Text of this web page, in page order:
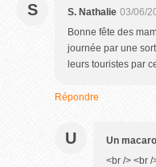
S S. Nathalie 03/06/
Bonne fête des
journée par une
leurs touristes par
Répondre
U Un
<br /> <br